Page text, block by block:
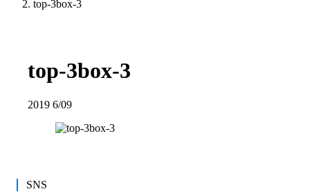
top-3box-3
top-3box-3
2019 6/09
SNS